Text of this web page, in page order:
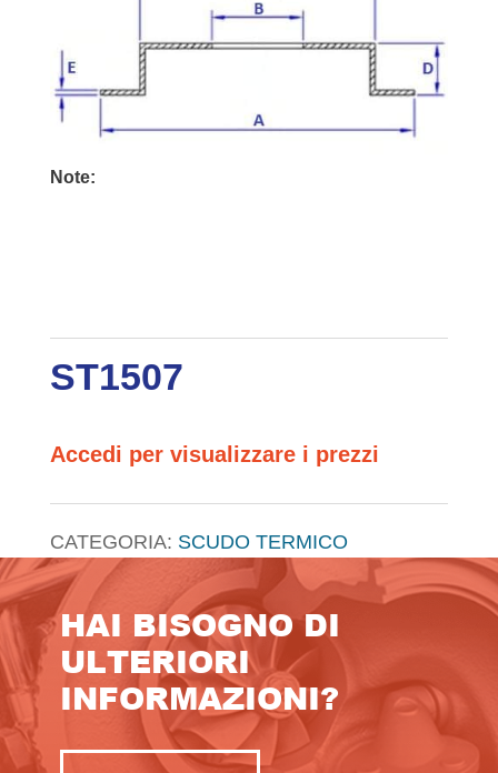
Note:
ST1507
Accedi per visualizzare i prezzi
CATEGORIA: SCUDO TERMICO
HAI BISOGNO DI
ULTERIORI
INFORMAZIONI?